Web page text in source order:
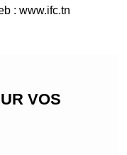
: www.ifc.tn
VOS